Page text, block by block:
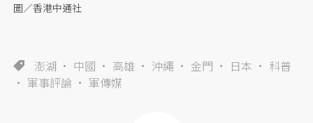
圖／香港中通社
澎湖 中國 高雄 沖繩 金門 日本
科普
軍事評論
軍傳媒